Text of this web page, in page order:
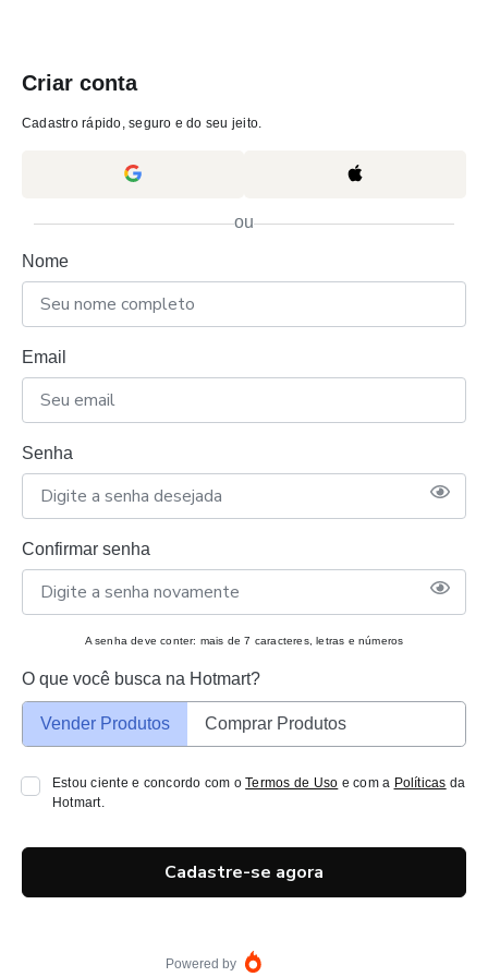
Criar conta
Cadastro rápido, seguro e do seu jeito.
ou
Nome
Email
Senha
Confirmar senha
A senha deve conter: mais de 7 caracteres, letras e números
O que você busca na Hotmart?
Vender Produtos Comprar Produtos
Estou ciente e concordo com oTermos de Uso e com a Políticas da
Hotmart.
Cadastre-se agora
Powered by